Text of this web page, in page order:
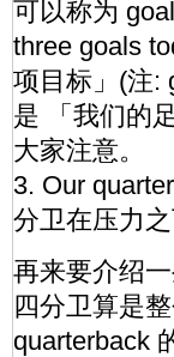
可以称为
three goals
项目标」(注:
是 「我们的
大家注意。
3. Our
分卫在压力
再来要介绍
四分卫算是
quarterback